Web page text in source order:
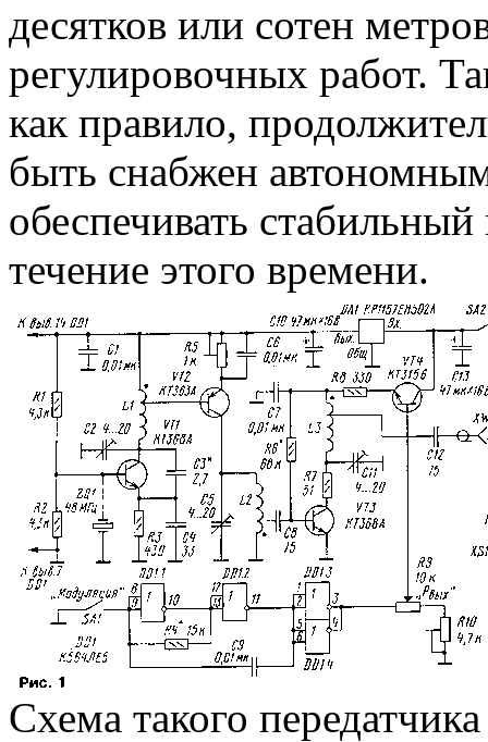
десятков или сотен
регулировочных работ.
как правило,
быть снабжен
обеспечивать
течение этого времени.
Схема такого